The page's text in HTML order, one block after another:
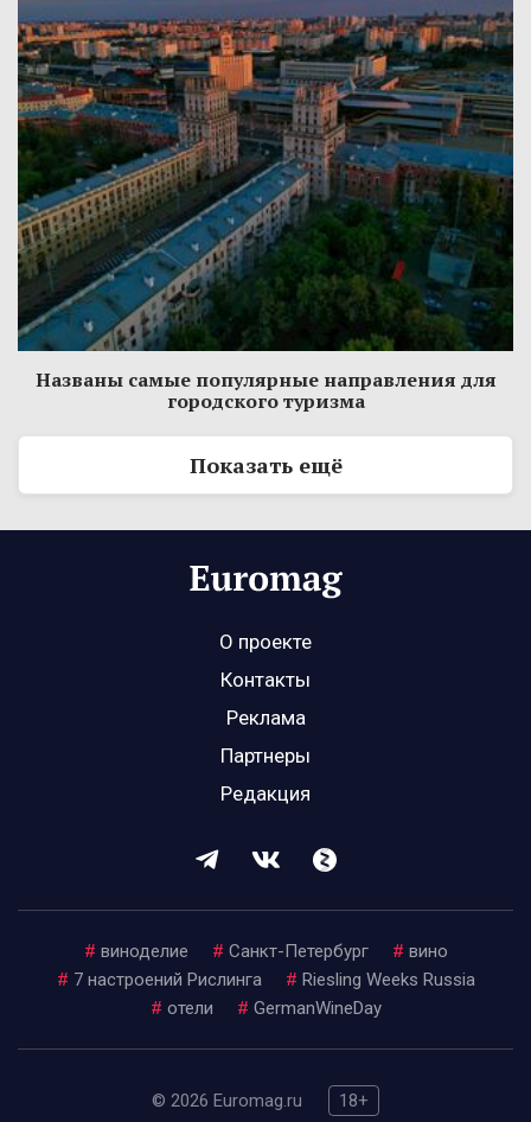
Названы самые популярные направления для
городского туризма
Показать ещё
О проекте
Контакты
Реклама
Партнеры
Редакция
# виноделие # Санкт-Петербург # вино
# 7 настроений Рислинга # Riesling Weeks Russia
# отели # GermanWineDay
© 2026 Euromag.ru 18+